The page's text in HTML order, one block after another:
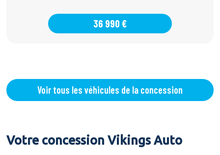
36 990 €
Voir tous les véhicules de la concession
Votre concession Vikings Auto